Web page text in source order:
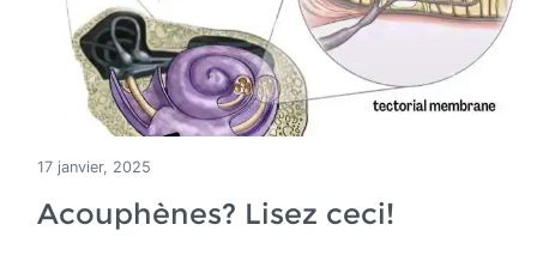
17 janvier, 2025
Acouphènes? Lisez ceci!